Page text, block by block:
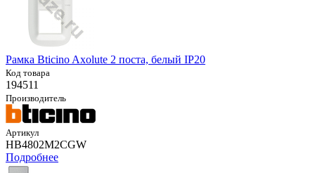
Рамка Bticino Axolute 2 поста, белый IP20
Код товара
194511
Производитель
Артикул
HB4802M2CGW
Подробнее